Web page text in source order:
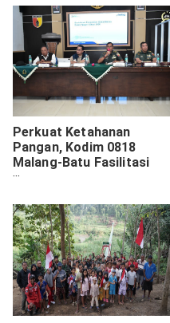
Perkuat Ketahanan
Pangan, Kodim 0818
Malang-Batu Fasilitasi
Sosialisasi Pengadaan